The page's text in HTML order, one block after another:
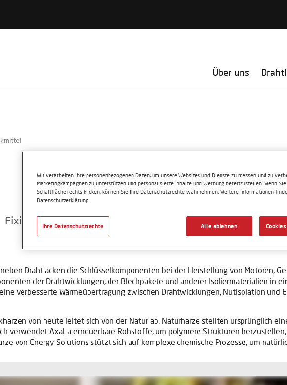
Über uns
Fixieren beschichtete Drähte, bieten mechanische Stabilität
Drahtlacken die Schlüsselkomponenten bei der Herstellung von Motoren,
der Drahtwicklungen, der Blechpakete und anderer Isoliermaterialien in
verbesserte Wärmeübertragung zwischen Drahtwicklungen, Nutisolation und
von heute leitet sich von der Natur ab. Naturharze stellten ursprünglich
verwendet Axalta erneuerbare Rohstoffe, um polymere Strukturen
von Energy Solutions stützt sich auf komplexe chemische Prozesse, um
Wir verarbeiten Ihre personenbezogenen Daten, um unsere Websites und Dienste zu messen und zu
Marketingkampagnen zu unterstützen und personalisierte Inhalte und Werbung bereitzustellen. Wenn
Schaltfläche rechts klicken, können Sie Ihre Datenschutzrechte wahrnehmen. Weitere Informationen
Datenschutzerklärung
Alle ablehnen
Ihre Datenschutzrechte